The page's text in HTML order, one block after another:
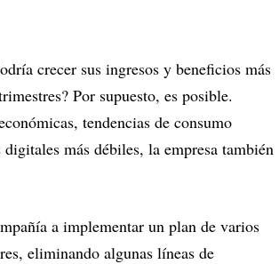
crecer sus ingresos y beneficios más
Por supuesto, es posible.
tendencias de consumo
digitales más débiles, la empresa también
a implementar un plan de varios
eliminando algunas líneas de